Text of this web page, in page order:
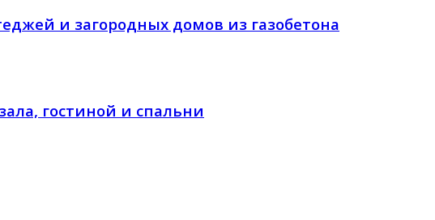
и загородных домов из газобетона
гостиной и спальни